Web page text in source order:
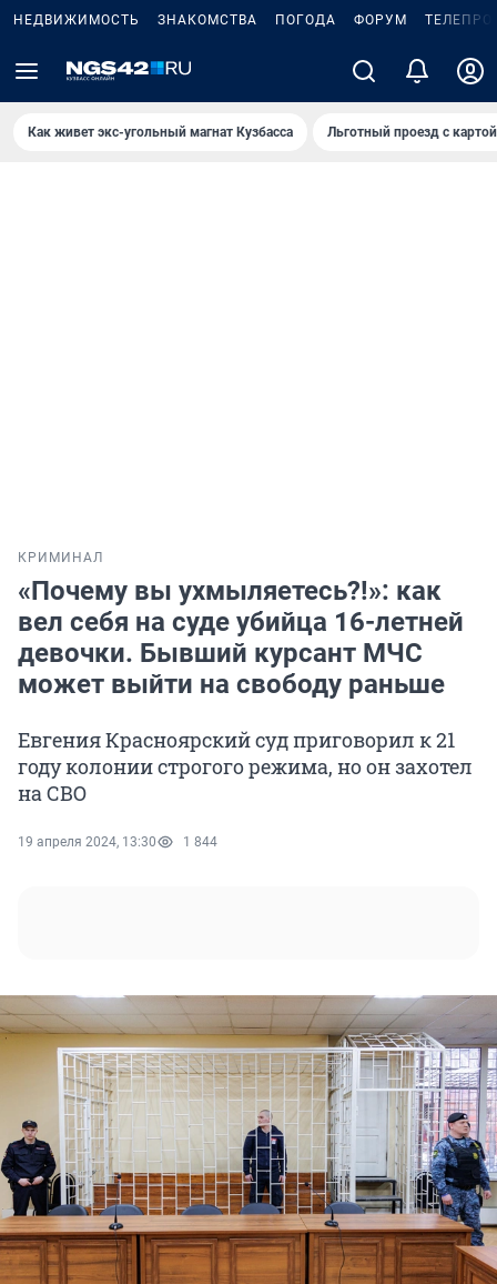
НЕДВИЖИМОСТЬ ЗНАКОМСТВА ПОГОДА ФОРУМ
Как живет экс-угольный магнат Кузбасса Льготный проезд с
КРИМИНАЛ
«Почему вы ухмыляетесь?!»: как
вел себя на суде убийца 16-летней
девочки. Бывший курсант МЧС
может выйти на свободу раньше
Евгения Красноярский суд приговорил к 21
году колонии строгого режима, но он захотел
на СВО
19 апреля 2024, 13:30 1 844